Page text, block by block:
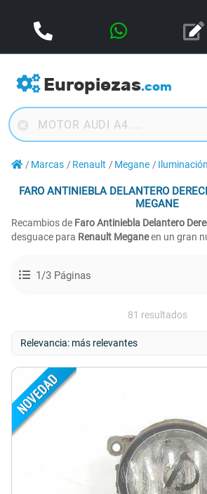
Europiezas.com
Marcas Renault Megane Iluminación
FARO ANTINIEBLA DELANTERO
MEGANE
Recambios de Faro Antiniebla Delantero
desguace para Renault Meganeen un gran
1/3 Páginas
81 resultados